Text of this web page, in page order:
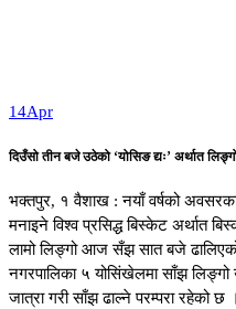
14Apr
दिउँसो तीन बजे उठेको ‘योसिङ द्यः’ अर्थात
भक्तपुर, १ वैशाख : नयाँ वर्षको
मनाइने विश्व प्रसिद्ध बिस्केट अर्थात
लामो लिङ्गो आज सँझ सात बजे
नगरपालिका ५ योसिंखेलमा साँझ लिङ्गो
जात्रा गरी साँझ ढाल्ने परम्परा रहेको छ ।